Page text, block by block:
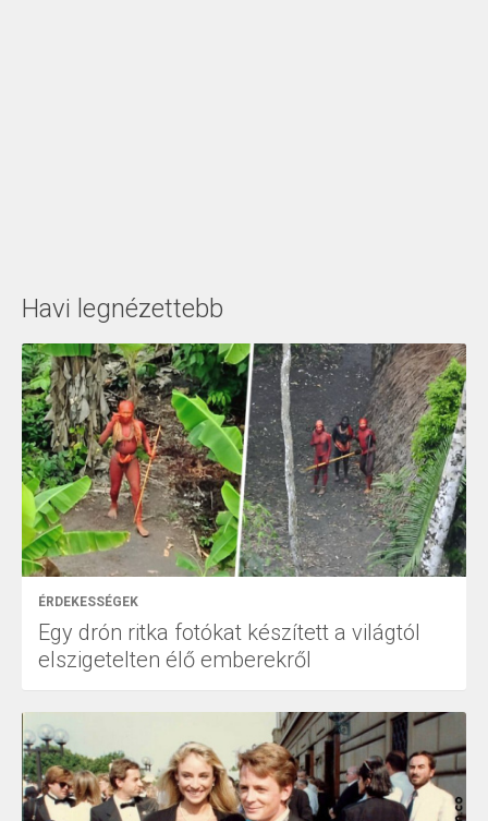
Havi legnézettebb
ÉRDEKESSÉGEK
Egy drón ritka fotókat készített a világtól
elszigetelten élő emberekről